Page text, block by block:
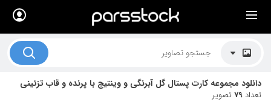
دانلود مجموعه کارت پستال گل آبرنگی و وینتیج با پرنده و قاب تزئینی
تعداد 79تصویر
× لیست قیمت ها
موضوعات تصاویر